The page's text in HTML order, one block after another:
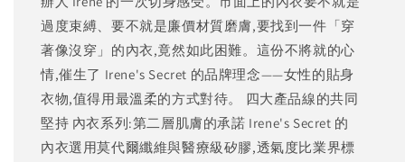
過度束縛、要不就是廉價材質磨膚,要找到一件「穿
著像沒穿」的內衣,竟然如此困難。這份不將就的心
情,催生了 Irene's Secret 的品牌理念——女性的貼身
衣物,值得用最溫柔的方式對待。 四大產品線的共同
堅持 內衣系列:第二層肌膚的承諾 Irene's Secret 的
內衣選用莫代爾纖維與醫療級矽膠,透氣度比業界標